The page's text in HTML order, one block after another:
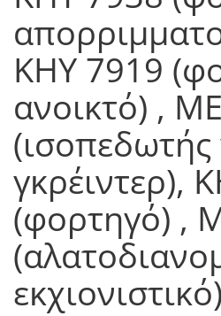
ΚΗY 7919
ανοικτό) ,
γκρέιντερ),
(φορτηγό) ,